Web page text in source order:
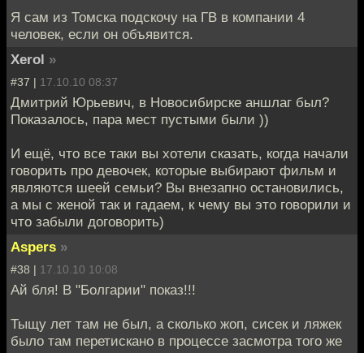
Я сам из Томска подскочу на ГВ в компании 4
человек, если он объявится.
Xerol »
#37 | 17.10.10 08:37
Дмитрий Юрьевич, в Новосибирске аншлаг был?
Показалось, пара мест пустыми были ))
И ещё, что все таки вы хотели сказать, когда начали
говорить про девочек, которые выбирают фильм и
являются шеей семьи? Вы внезапно остановились,
а мы с женой так и гадаем, к чему вы это говорили и
что забыли договорить)
Aspers »
#38 | 17.10.10 10:08
Ай бля! В "Болгарии" показ!!!
Тыщу лет там не был, а сколько жоп, сисек и ляжек
было там перетискано в процессе засмотра того же